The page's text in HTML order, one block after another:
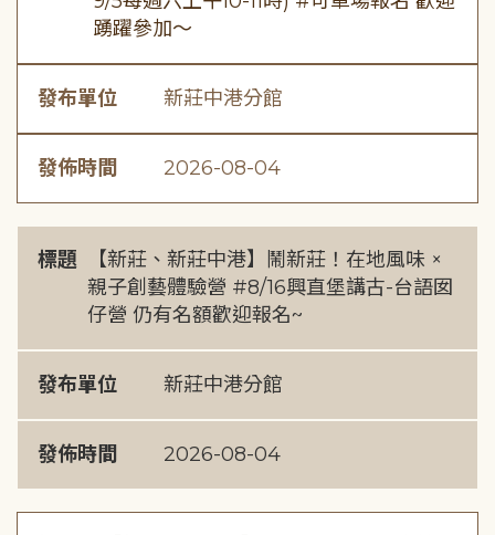
踴躍參加～
發布單位 新莊中港分館
發佈時間 2026-08-04
標題
【新莊、新莊中港】鬧新莊！在地風味 ×
親子創藝體驗營 #8/16興直堡講古-台語囡
仔營 仍有名額歡迎報名~
發布單位 新莊中港分館
發佈時間 2026-08-04